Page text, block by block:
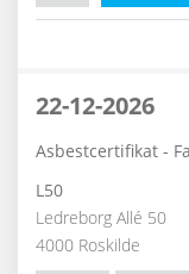
22-12-2026
Asbestcertifikat -
L50
Ledreborg Allé 50
4000 Roskilde